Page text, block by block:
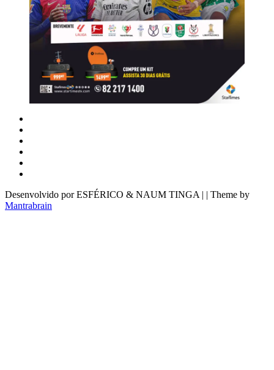
Desenvolvido por ESFÉRICO & NAUM TINGA | | Theme by
Mantrabrain